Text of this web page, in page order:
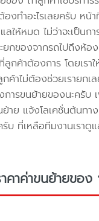
องทำอะไรเลยครับ หน้
ลให้หมด ไม่ว่าจะเป็น
ยกของจากรถไปถึงห้อ
ลูกค้าต้องการ โดยเรา
ค้าไม่ต้องช่วยเรายก
การขนย้ายของนะครับ
าย แจ้งโลเคชั่นต้นทาง
บ ที่เหลือทีมงานเราดู
คาค่าขนย้ายของ